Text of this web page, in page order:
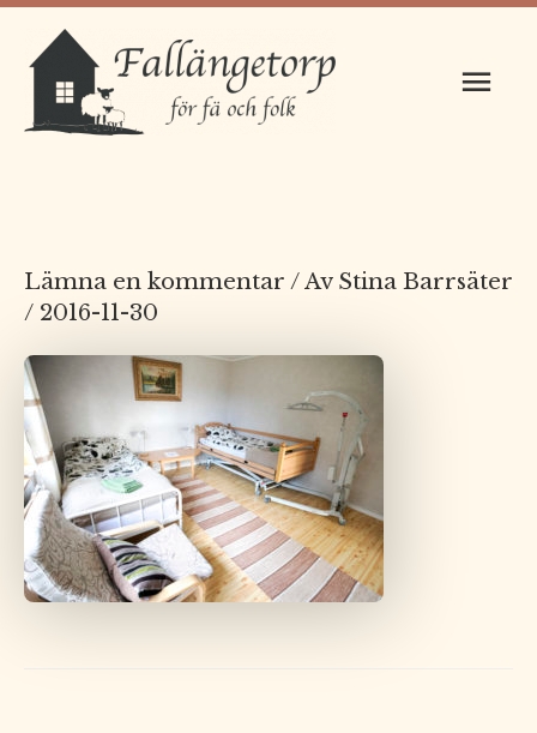
Hoppa
innehåll
Lämna en kommentar / Av Stina Barrsäter
/ 2016-11-30